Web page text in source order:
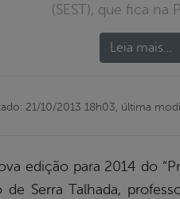
(SEST), que fica na
Leia mais…
21/10/2013 18h03, última
edição para 2014 do
Serra Talhada,